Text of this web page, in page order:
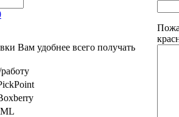
Вам удобнее всего получать